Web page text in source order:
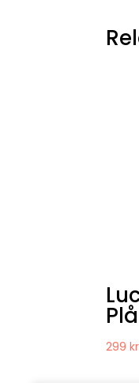
299kr